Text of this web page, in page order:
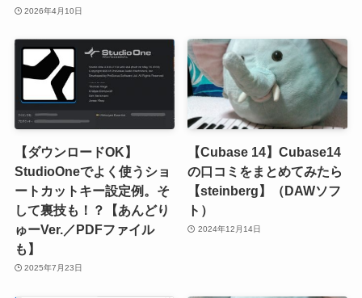
2026年4月10日
【ダウンロードOK】
StudioOneでよく使うショ
ートカットキー設定例。そ
して裏技も！？【あんどり
ゅーVer.／PDFファイル
も】
2025年7月23日
【Cubase 14】Cubase14
の口コミをまとめてみたら
【steinberg】（DAWソフ
ト）
2024年12月14日